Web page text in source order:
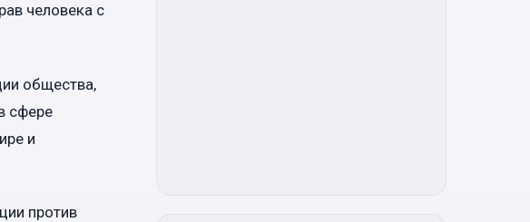
человека с
общества,
сфере
и
против